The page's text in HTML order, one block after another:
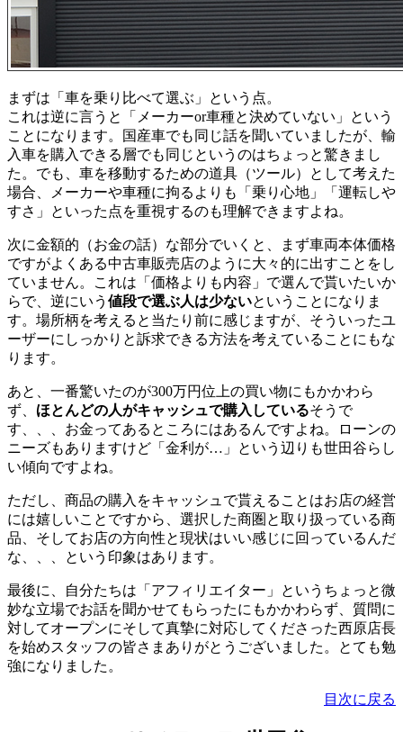
まずは「車を乗り比べて選ぶ」という点。
これは逆に言うと「メーカーor車種と決めていない」という
ことになります。国産車でも同じ話を聞いていましたが、輸
入車を購入できる層でも同じというのはちょっと驚きまし
た。でも、車を移動するための道具（ツール）として考えた
場合、メーカーや車種に拘るよりも「乗り心地」「運転しや
すさ」といった点を重視するのも理解できますよね。
次に金額的（お金の話）な部分でいくと、まず車両本体価格
ですがよくある中古車販売店のように大々的に出すことをし
ていません。これは「価格よりも内容」で選んで貰いたいか
らで、逆にいう 値段で選ぶ人は少ないということになりま
す。場所柄を考えると当たり前に感じますが、そういったユ
ーザーにしっかりと訴求できる方法を考えていることにもな
ります。
あと、一番驚いたのが300万円位上の買い物にもかかわら
ず、 ほとんどの人がキャッシュで購入しているそうで
す、、、お金ってあるところにはあるんですよね。ローンの
ニーズもありますけど「金利が…」という辺りも世田谷らし
い傾向ですよね。
ただし、商品の購入をキャッシュで貰えることはお店の経営
には嬉しいことですから、選択した商圏と取り扱っている商
品、そしてお店の方向性と現状はいい感じに回っているんだ
な、、、という印象はあります。
最後に、自分たちは「アフィリエイター」というちょっと微
妙な立場でお話を聞かせてもらったにもかかわらず、質問に
対してオープンにそして真摯に対応してくださった西原店長
を始めスタッフの皆さまありがとうございました。とても勉
強になりました。
目次に戻る